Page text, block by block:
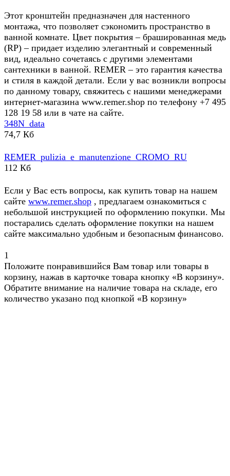
Этот кронштейн предназначен для настенного
монтажа, что позволяет сэкономить пространство в
ванной комнате. Цвет покрытия – брашированная медь
(RP) – придает изделию элегантный и современный
вид, идеально сочетаясь с другими элементами
сантехники в ванной. REMER – это гарантия качества
и стиля в каждой детали. Если у вас возникли вопросы
по данному товару, свяжитесь с нашими менеджерами
интернет-магазина www.remer.shop по телефону +7 495
128 19 58 или в чате на сайте.
348N_data
74,7 Кб
REMER_pulizia_e_manutenzione_CROMO_RU
112 Кб
Если у Вас есть вопросы, как купить товар на нашем
сайте www.remer.shop , предлагаем ознакомиться с
небольшой инструкцией по оформлению покупки. Мы
постарались сделать оформление покупки на нашем
сайте максимально удобным и безопасным финансово.
1
Положите понравившийся Вам товар или товары в
корзину, нажав в карточке товара кнопку «В корзину».
Обратите внимание на наличие товара на складе, его
количество указано под кнопкой «В корзину»